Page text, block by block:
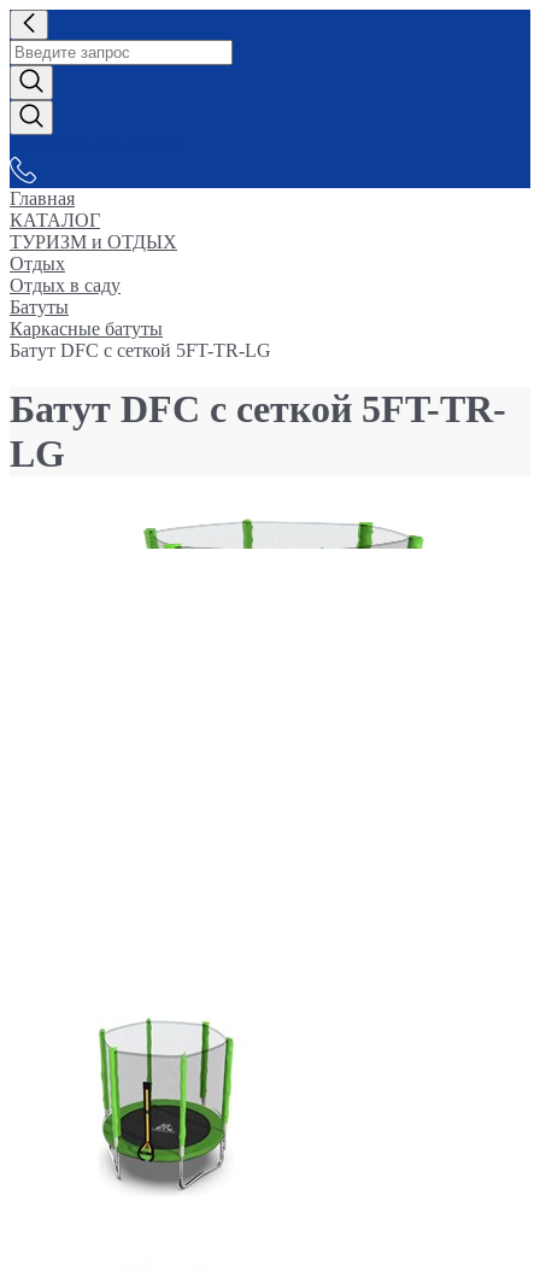
Главная
КАТАЛОГ
ТУРИЗМ и ОТДЫХ
Отдых
Отдых в саду
Батуты
Каркасные батуты
Батут DFC с сеткой 5FT-TR-LG
Батут DFC с сеткой 5FT-TR-
LG